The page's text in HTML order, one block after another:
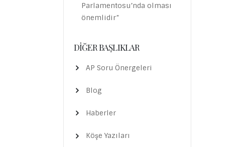
Parlamentosu’nda olması
önemlidir”
DIĞER BAŞLIKLAR
AP Soru Önergeleri
Blog
Haberler
Köşe Yazıları